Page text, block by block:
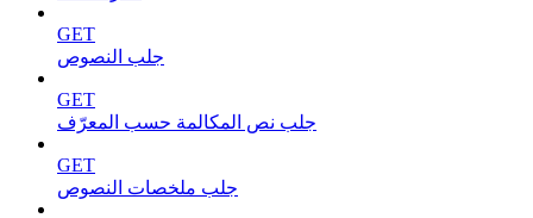
GET
جلب النصوص
GET
جلب نص المكالمة حسب المعرّف
GET
جلب ملخصات النصوص